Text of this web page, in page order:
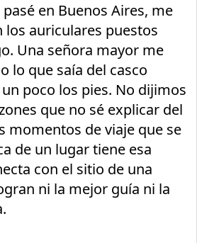
en Buenos Aires, me
los auriculares puestos
Una señora mayor me
lo que saía del casco
poco los pies. No dijimos
que no sé explicar del
momentos de viaje que se
de un lugar tiene esa
con el sitio de una
ni la mejor guía ni la